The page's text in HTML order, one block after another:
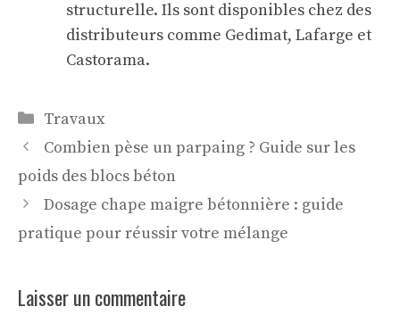
structurelle. Ils sont disponibles chez des
distributeurs comme Gedimat, Lafarge et
Castorama.
Catégories
Travaux
Combien pèse un parpaing ? Guide sur les
poids des blocs béton
Dosage chape maigre bétonnière : guide
pratique pour réussir votre mélange
Laisser un commentaire